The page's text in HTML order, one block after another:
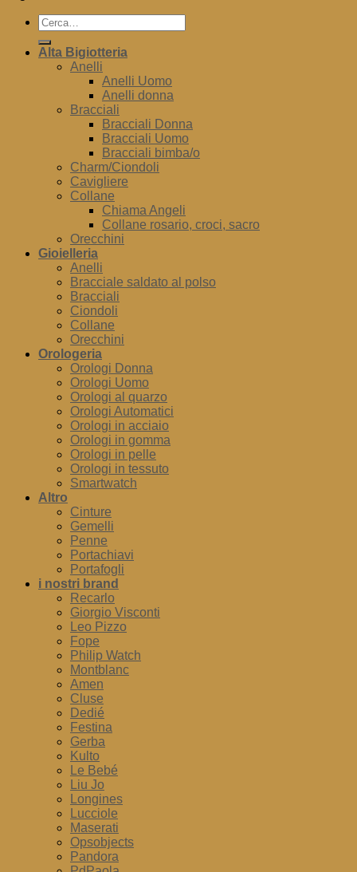
Cerca:
Alta Bigiotteria
Anelli
Anelli Uomo
Anelli donna
Bracciali
Bracciali Donna
Bracciali Uomo
Bracciali bimba/o
Charm/Ciondoli
Cavigliere
Collane
Chiama Angeli
Collane rosario, croci, sacro
Orecchini
Gioielleria
Anelli
Bracciale saldato al polso
Bracciali
Ciondoli
Collane
Orecchini
Orologeria
Orologi Donna
Orologi Uomo
Orologi al quarzo
Orologi Automatici
Orologi in acciaio
Orologi in gomma
Orologi in pelle
Orologi in tessuto
Smartwatch
Altro
Cinture
Gemelli
Penne
Portachiavi
Portafogli
i nostri brand
Recarlo
Giorgio Visconti
Leo Pizzo
Fope
Philip Watch
Montblanc
Amen
Cluse
Dedié
Festina
Gerba
Kulto
Le Bebé
Liu Jo
Longines
Lucciole
Maserati
Opsobjects
Pandora